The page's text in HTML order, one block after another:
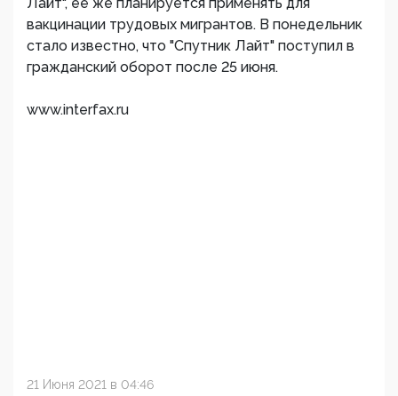
вакцинации трудовых мигрантов. В понедельник
стало известно, что "Спутник Лайт" поступил в
гражданский оборот после 25 июня.
www.interfax.ru
21 Июня 2021 в 04:46